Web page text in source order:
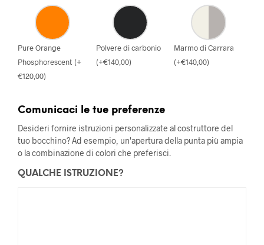
Pure Orange
Phosphorescent (+
€120,00)
Polvere di carbonio
(+€140,00)
Marmo di Carrara
(+€140,00)
Comunicaci le tue preferenze
Desideri fornire istruzioni personalizzate al costruttore del
tuo bocchino? Ad esempio, un'apertura della punta più ampia
o la combinazione di colori che preferisci.
QUALCHE ISTRUZIONE?